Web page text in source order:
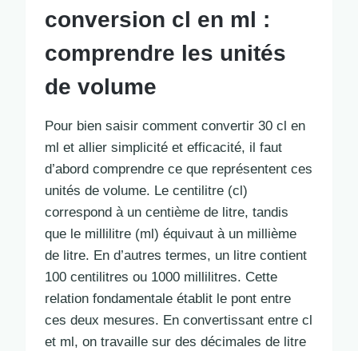
conversion cl en ml :
comprendre les unités
de volume
Pour bien saisir comment convertir 30 cl en
ml et allier simplicité et efficacité, il faut
d’abord comprendre ce que représentent ces
unités de volume. Le centilitre (cl)
correspond à un centième de litre, tandis
que le millilitre (ml) équivaut à un millième
de litre. En d’autres termes, un litre contient
100 centilitres ou 1000 millilitres. Cette
relation fondamentale établit le pont entre
ces deux mesures. En convertissant entre cl
et ml, on travaille sur des décimales de litre